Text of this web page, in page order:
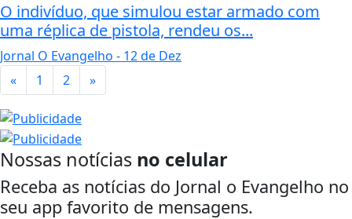
O indivíduo, que simulou estar armado com
uma réplica de pistola, rendeu os...
Jornal O Evangelho - 12 de Dez
«
1 2 »
Nossas notícias no celular
Receba as notícias do Jornal o Evangelho no
seu app favorito de mensagens.